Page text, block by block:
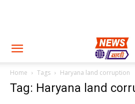
Home Tags Haryana land corruption
Tag: Haryana land